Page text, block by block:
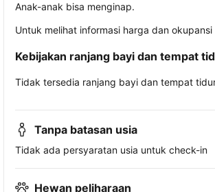
Anak-anak bisa menginap.
Untuk melihat informasi harga dan
Kebijakan ranjang bayi dan tempat
Tidak tersedia ranjang bayi dan tempat
Tanpa batasan usia
Tidak ada persyaratan usia untuk check-in
Hewan peliharaan